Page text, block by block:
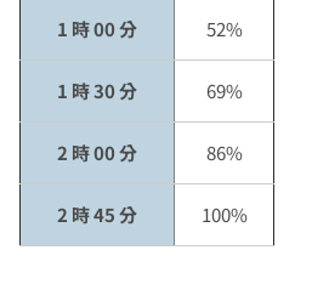
1 時 00 分 52%
1 時 30 分 69%
2 時 00 分 86%
2 時 45 分 100%